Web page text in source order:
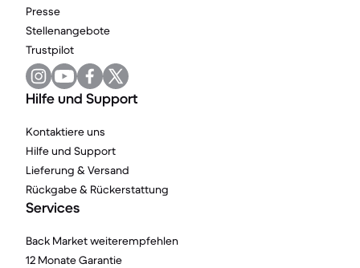
Presse
Stellenangebote
Trustpilot
Hilfe und Support
Kontaktiere uns
Hilfe und Support
Lieferung & Versand
Rückgabe & Rückerstattung
Services
Back Market weiterempfehlen
12 Monate Garantie